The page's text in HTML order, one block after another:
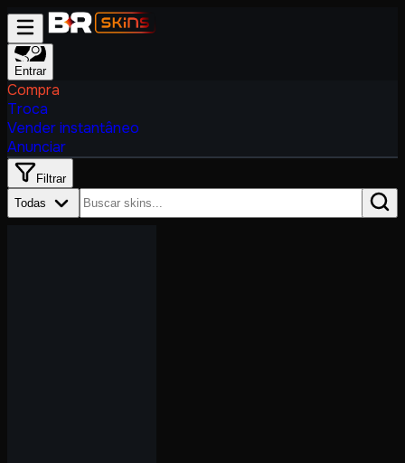
Entrar
Compra
Troca
Vender instantâneo
Anunciar
Filtrar
Todas